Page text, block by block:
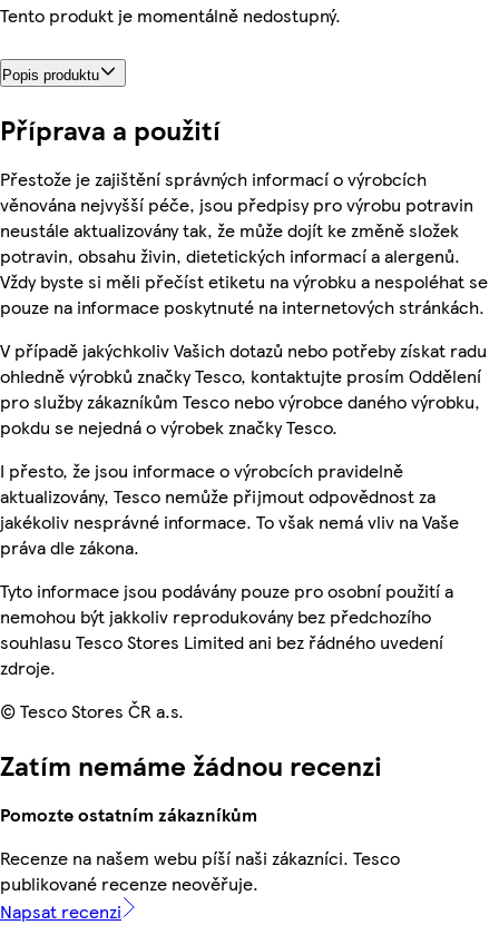
Tento produkt je momentálně nedostupný.
Popis produktu
Příprava a použití
Přestože je zajištění správných informací o výrobcích
věnována nejvyšší péče, jsou předpisy pro výrobu potravin
neustále aktualizovány tak, že může dojít ke změně složek
potravin, obsahu živin, dietetických informací a alergenů.
Vždy byste si měli přečíst etiketu na výrobku a nespoléhat se
pouze na informace poskytnuté na internetových stránkách.
V případě jakýchkoliv Vašich dotazů nebo potřeby získat radu
ohledně výrobků značky Tesco, kontaktujte prosím Oddělení
pro služby zákazníkům Tesco nebo výrobce daného výrobku,
pokdu se nejedná o výrobek značky Tesco.
I přesto, že jsou informace o výrobcích pravidelně
aktualizovány, Tesco nemůže přijmout odpovědnost za
jakékoliv nesprávné informace. To však nemá vliv na Vaše
práva dle zákona.
Tyto informace jsou podávány pouze pro osobní použití a
nemohou být jakkoliv reprodukovány bez předchozího
souhlasu Tesco Stores Limited ani bez řádného uvedení
zdroje.
© Tesco Stores ČR a.s.
Zatím nemáme žádnou recenzi
Pomozte ostatním zákazníkům
Recenze na našem webu píší naši zákazníci. Tesco
publikované recenze neověřuje.
Napsat recenzi